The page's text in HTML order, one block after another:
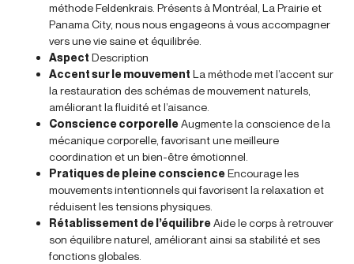
méthode Feldenkrais. Présents à Montréal, La Prairie et
Panama City, nous nous engageons à vous accompagner
vers une vie saine et équilibrée.
Aspect Description
Accent sur le mouvement La méthode met l’accent sur
la restauration des schémas de mouvement naturels,
améliorant la fluidité et l’aisance.
Conscience corporelleAugmente la conscience de la
mécanique corporelle, favorisant une meilleure
coordination et un bien-être émotionnel.
Pratiques de pleine conscienceEncourage les
mouvements intentionnels qui favorisent la relaxation et
réduisent les tensions physiques.
Rétablissement de l’équilibreAide le corps à retrouver
son équilibre naturel, améliorant ainsi sa stabilité et ses
fonctions globales.